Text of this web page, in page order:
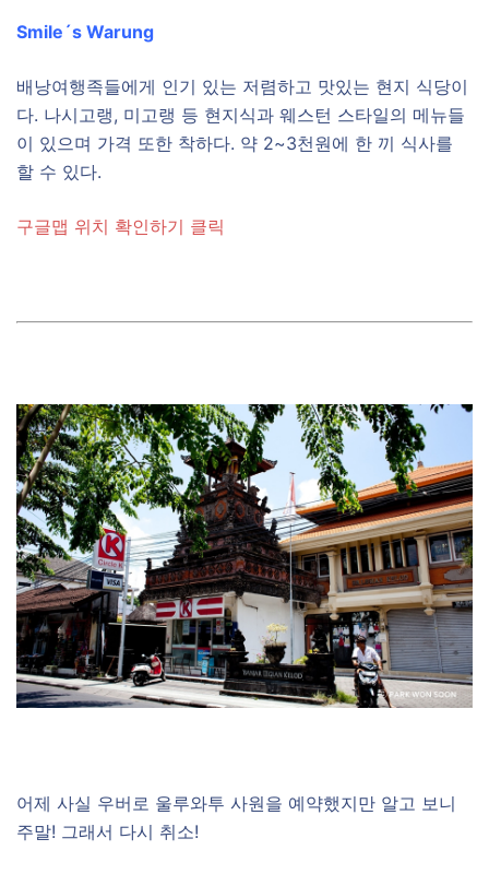
Smile´s Warung
배낭여행족들에게 인기 있는 저렴하고 맛있는 현지 식당이
다. 나시고랭, 미고랭 등 현지식과 웨스턴 스타일의 메뉴들
이 있으며 가격 또한 착하다. 약 2~3천원에 한 끼 식사를
할 수 있다.
구글맵 위치 확인하기 클릭
어제 사실 우버로 울루와투 사원을 예약했지만 알고 보니
주말! 그래서 다시 취소!